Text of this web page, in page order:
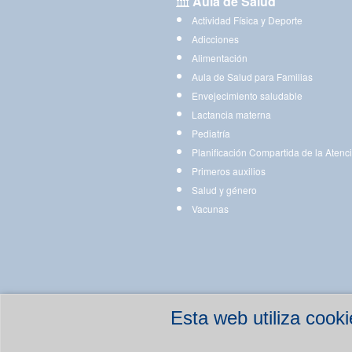
Esta web utiliza
Actividad Física y Deporte
Adicciones
Alimentación
Aula de Salud para Familias
Envejecimiento saludable
Lactancia materna
Pediatría
Planificación Compartida de la
Primeros auxilios
Salud y género
Vacunas